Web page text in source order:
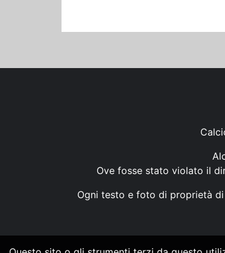
Ove fosse stato violato il
Ogni testo e foto di proprietà